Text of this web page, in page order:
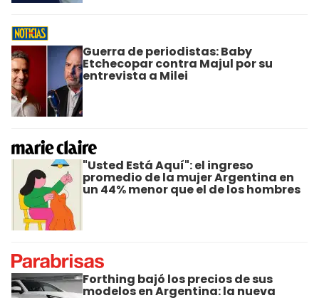
Guerra de periodistas: Baby
Etchecopar contra Majul por su
entrevista a Milei
"Usted Está Aquí": el ingreso
promedio de la mujer Argentina en
un 44% menor que el de los hombres
Forthing bajó los precios de sus
modelos en Argentina: la nueva